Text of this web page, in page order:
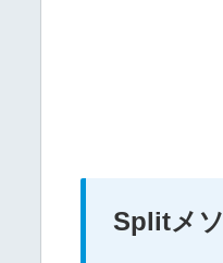
Splitメ